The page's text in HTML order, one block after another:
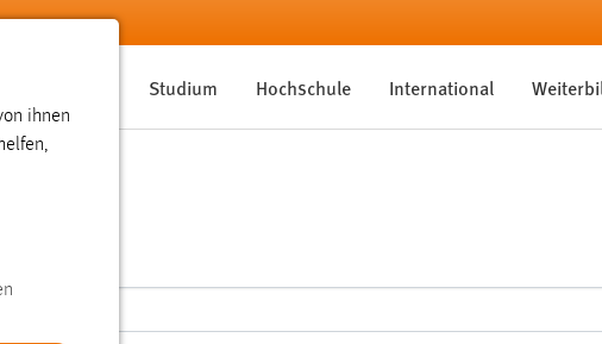
Studium Hochschule International
ihnen